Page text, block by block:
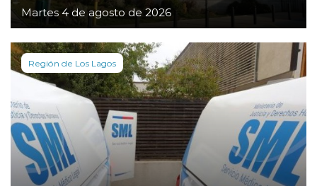
Martes 4 de agosto de 2026
Región de Los Lagos